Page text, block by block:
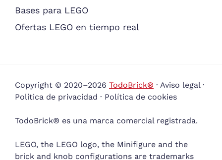
Bases para LEGO
Ofertas LEGO en tiempo real
Copyright © 2020–2026 TodoBrick® · Aviso legal ·
Política de privacidad · Política de cookies
TodoBrick® es una marca comercial registrada.
LEGO, the LEGO logo, the Minifigure and the
brick and knob configurations are trademarks